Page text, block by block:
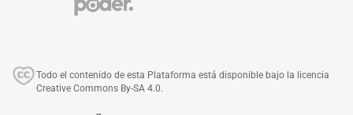
Todo el contenido de esta Plataforma está disponible bajo la licencia
Creative Commons By-SA 4.0.